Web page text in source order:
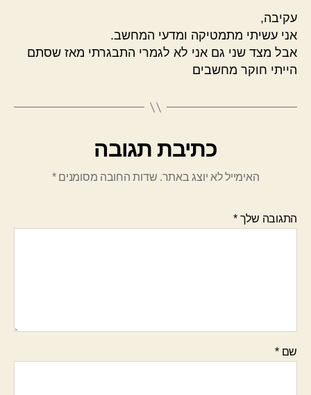
עקיבה,
אני עשיתי מתמטיקה ומדעי המחשב.
אבל מצד שני גם אני לא לגמרי התבגרתי מאז שסתם
הייתי חוקר מחשבים
כתיבת תגובה
האימייל לא יוצג באתר. שדות החובה מסומנים*
התגובה שלך*
שם*